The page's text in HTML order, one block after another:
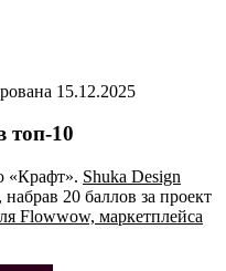
15.12.2025
топ-10
«Крафт». Shuka Design
20 баллов за проект
Flowwow, маркетплейса